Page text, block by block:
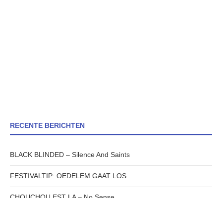
RECENTE BERICHTEN
BLACK BLINDED – Silence And Saints
FESTIVALTIP: OEDELEM GAAT LOS